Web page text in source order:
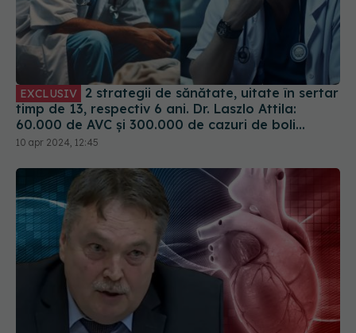
EXCLUSIV
timp de 13, respectiv 6 ani. Dr. Laszlo Attila:
60.000 de AVC și 300.000 de cazuri de boli
cardiovasculare pe AN și noi stăm și nu facem
10 apr 2024, 12:45